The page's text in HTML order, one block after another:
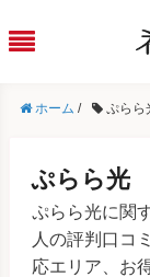
ホーム / ぷらら
ぷらら光
ぷらら光に関
人の評判口コ
応エリア、お